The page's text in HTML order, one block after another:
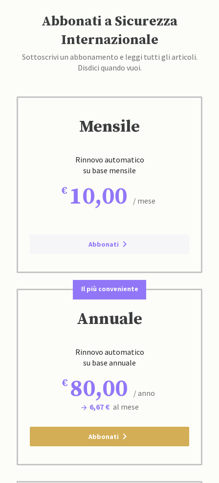
Abbonati a Sicurezza
Internazionale
Sottoscrivi un abbonamento e leggi tutti gli articoli.
Disdici quando vuoi.
Mensile
Rinnovo automatico
su base mensile
10,00 / mese
Abbonati
Il più conveniente
Annuale
Rinnovo automatico
su base annuale
80,00
/ anno
6,67 € al mese
Abbonati